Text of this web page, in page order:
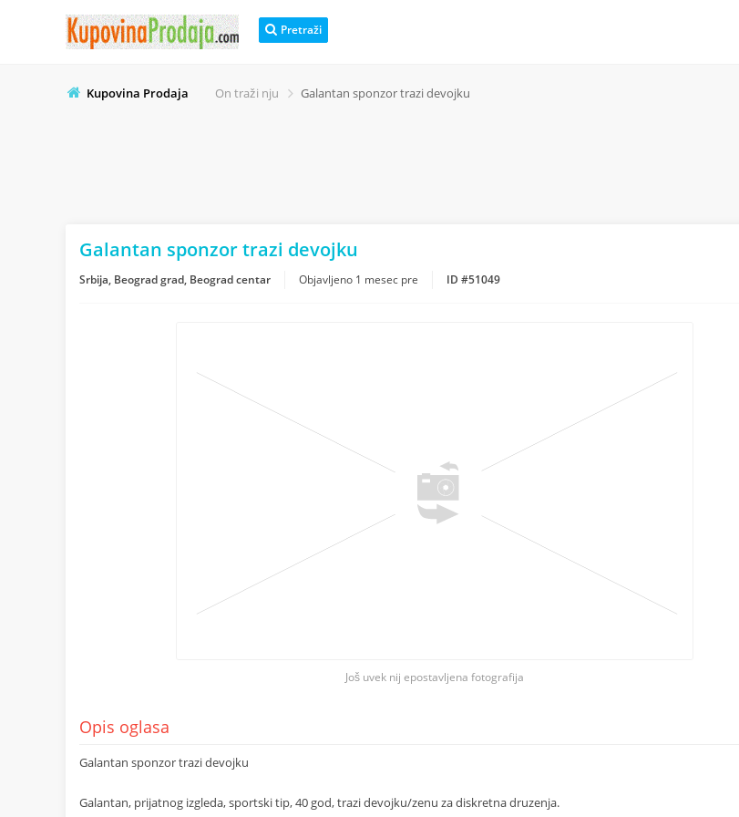
Pretraži
Kupovina Prodaja On traži nju Galantan sponzor trazi devojku
Galantan sponzor trazi devojku
Srbija, Beograd grad, Beograd centar Objavljeno 1 mesec pre ID #51049
Još uvek nij epostavljena fotografija
Opis oglasa
Galantan sponzor trazi devojku
Galantan, prijatnog izgleda, sportski tip, 40 god, trazi devojku/zenu za diskretna druzenja.